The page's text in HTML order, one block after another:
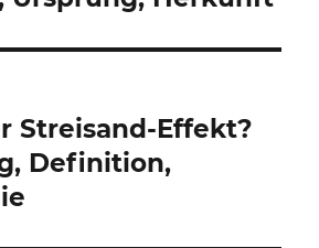
Streisand-Effekt?
Definition,